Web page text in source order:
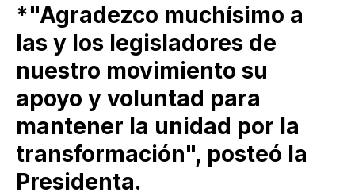
*"Agradezco muchísimo a
las y los legisladores de
nuestro movimiento su
apoyo y voluntad para
mantener la unidad por la
transformación", posteó la
Presidenta.